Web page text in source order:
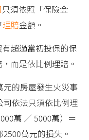
只須依照「保險金
理賠金額。
超過當初投保的保
而是依比例理賠。
的房屋發生火災事
依法只須依比例理
萬 ／ 5000萬）＝
萬元的損失。